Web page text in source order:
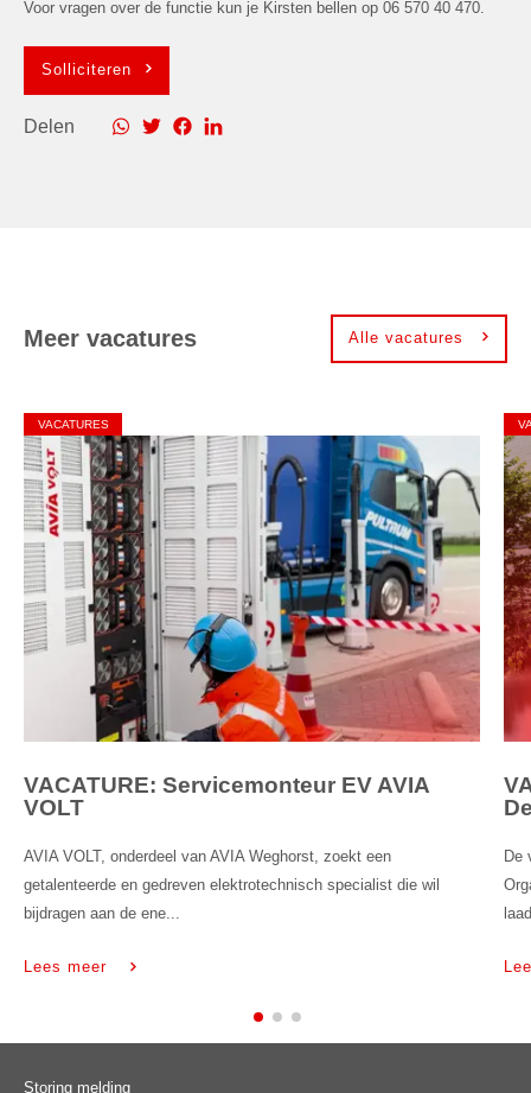
Voor vragen over de functie kun je Kirsten bellen op 06 570 40 470.
Solliciteren
Delen
Meer vacatures Alle vacatures
VACATURES
VACATURE: Servicemonteur EV AVIA
VOLT
AVIA VOLT, onderdeel van AVIA Weghorst, zoekt een
getalenteerde en gedreven elektrotechnisch specialist die wil
bijdragen aan de ene...
Lees meer
De
Storing melding